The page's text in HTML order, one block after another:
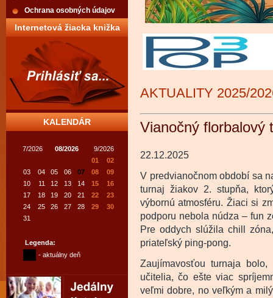
Ochrana osobných údajov
Internetová žiacka knižka
KALENDÁR
7/2026 08/2026
9/2026
01
02
03
04 05 06 07 08
09
10
11 12 13 14 15
16
17
18 19 20 21 22
23
24
25 26 27 28 29
30
31
Legenda:
- aktuálny deň
AKTUALITY 2025/
Vianočný florbalový
22.12.2025
V predvianočnom období sa
turnaj žiakov 2. stupňa,
výbornú atmosféru. Žiaci si
podporu nebola núdza – fun
Pre oddych slúžila chill
priateľský ping-pong.
Zaujímavosťou turnaja
učitelia, čo ešte viac
veľmi dobre, no veľkým a